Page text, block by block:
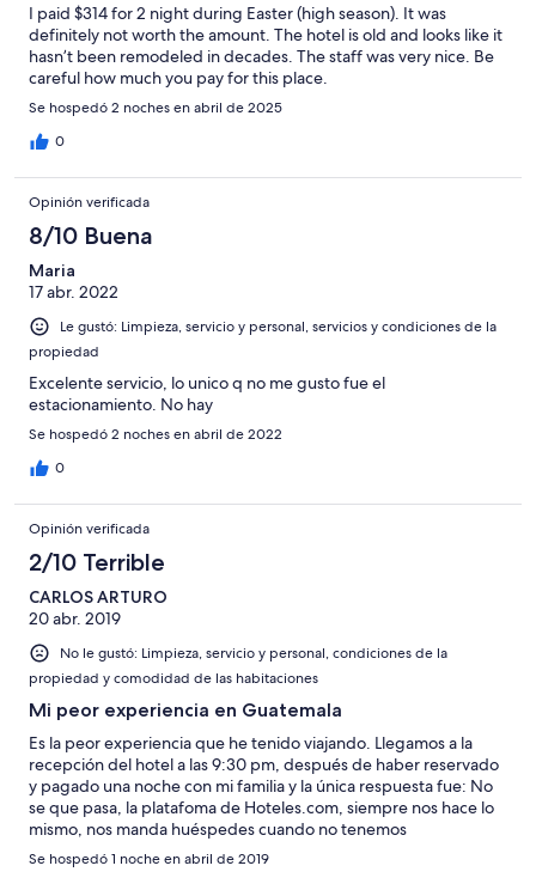
I paid $314 for 2 night during Easter (high season). It was
definitely not worth the amount. The hotel is old and looks like it
hasn’t been remodeled in decades. The staff was very nice. Be
careful how much you pay for this place.
Se hospedó 2 noches en abril de 2025
0
Opinión verificada
8/10 Buena
Maria
17 abr. 2022
Le gustó: Limpieza, servicio y personal, servicios y condiciones de la
propiedad
Excelente servicio, lo unico q no me gusto fue el
estacionamiento. No hay
Se hospedó 2 noches en abril de 2022
0
Opinión verificada
2/10 Terrible
CARLOS ARTURO
20 abr. 2019
No le gustó: Limpieza, servicio y personal, condiciones de la
propiedad y comodidad de las habitaciones
Mi peor experiencia en Guatemala
Es la peor experiencia que he tenido viajando. Llegamos a la
recepción del hotel a las 9:30 pm, después de haber reservado
y pagado una noche con mi familia y la única respuesta fue: No
se que pasa, la platafoma de Hoteles.com, siempre nos hace lo
mismo, nos manda huéspedes cuando no tenemos
habitaciones, así que no podemos hacer nada no tenemos
habitación. Hablen con ellos para que les devuelvan su plata. A
Se hospedó 1 noche en abril de 2019